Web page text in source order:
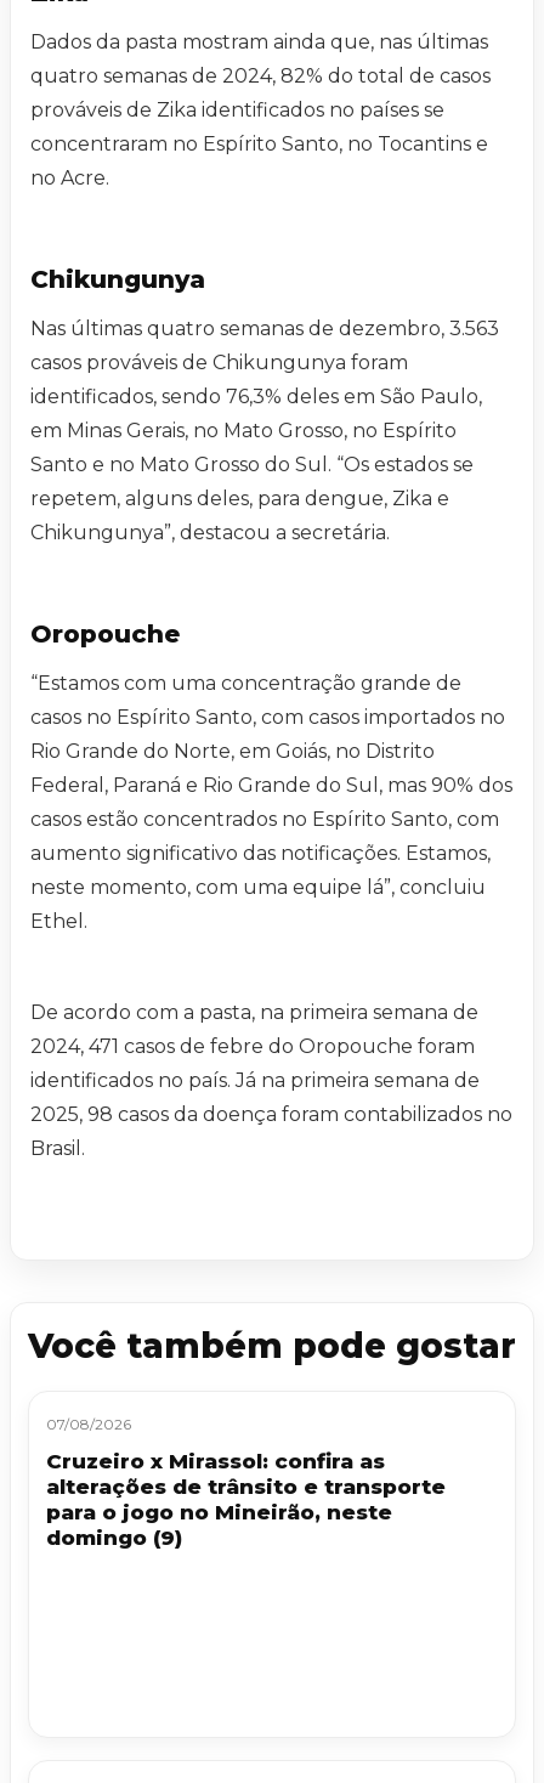
Dados da pasta mostram ainda que, nas últimas
quatro semanas de 2024, 82% do total de casos
prováveis de Zika identificados no países se
concentraram no Espírito Santo, no Tocantins e
no Acre.
Chikungunya
Nas últimas quatro semanas de dezembro, 3.563
casos prováveis de Chikungunya foram
identificados, sendo 76,3% deles em São Paulo,
em Minas Gerais, no Mato Grosso, no Espírito
Santo e no Mato Grosso do Sul. “Os estados se
repetem, alguns deles, para dengue, Zika e
Chikungunya”, destacou a secretária.
Oropouche
“Estamos com uma concentração grande de
casos no Espírito Santo, com casos importados no
Rio Grande do Norte, em Goiás, no Distrito
Federal, Paraná e Rio Grande do Sul, mas 90% dos
casos estão concentrados no Espírito Santo, com
aumento significativo das notificações. Estamos,
neste momento, com uma equipe lá”, concluiu
Ethel.
De acordo com a pasta, na primeira semana de
2024, 471 casos de febre do Oropouche foram
identificados no país. Já na primeira semana de
2025, 98 casos da doença foram contabilizados no
Brasil.
Você também pode gostar
07/08/2026
Cruzeiro x Mirassol: confira as
alterações de trânsito e transporte
para o jogo no Mineirão, neste
domingo (9)